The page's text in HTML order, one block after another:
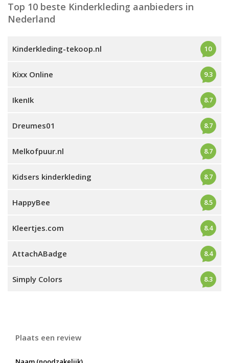
Top 10 beste Kinderkleding aanbieders in
Nederland
Kinderkleding-tekoop.nl 10
Kixx Online 9.3
IkenIk 8.7
Dreumes01 8.7
Melkofpuur.nl 8.7
Kidsers kinderkleding 8.7
HappyBee 8.5
Kleertjes.com 8.4
AttachABadge 8.4
Simply Colors 8.3
Plaats een review